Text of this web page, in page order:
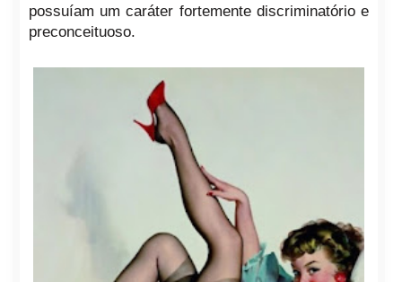
possuíam um caráter fortemente discriminatório e
preconceituoso.